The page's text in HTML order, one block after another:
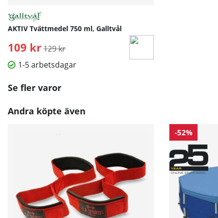
AKTIV Tvättmedel 750 ml, Galltvål
109 kr Ordinarie pris:
129 kr
1-5 arbetsdagar
Se fler varor
Andra köpte även
-52%